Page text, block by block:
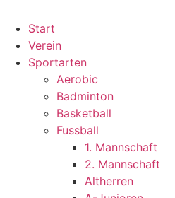
Start
Verein
Sportarten
Aerobic
Badminton
Basketball
Fussball
1. Mannschaft
2. Mannschaft
Altherren